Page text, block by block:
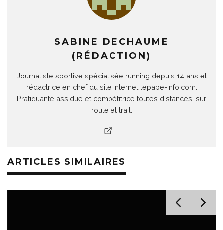
SABINE DECHAUME
(RÉDACTION)
Journaliste sportive spécialisée running depuis 14 ans et
rédactrice en chef du site internet lepape-info.com.
Pratiquante assidue et compétitrice toutes distances, sur
route et trail.
ARTICLES SIMILAIRES